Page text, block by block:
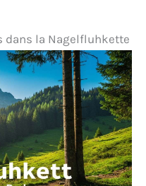
dans la Nagelfluhkette